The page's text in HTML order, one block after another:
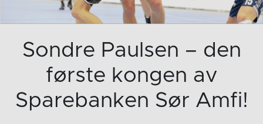
Sondre Paulsen – den
første kongen av
Sparebanken Sør Amfi!